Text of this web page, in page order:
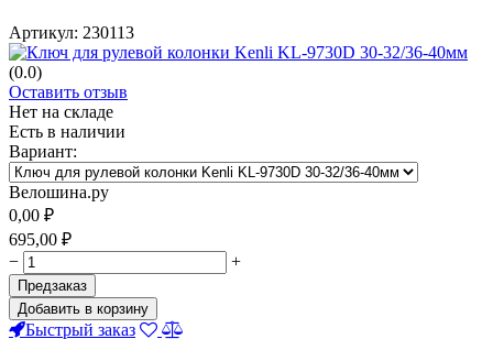
Артикул: 230113
(0.0)
Оставить отзыв
Нет на складе
Есть в наличии
Вариант:
Велошина.ру
0,00 ₽
695,00 ₽
−
+
Предзаказ
Добавить в корзину
Быстрый заказ